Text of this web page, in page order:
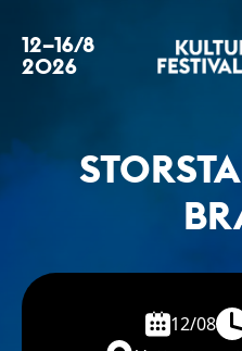
12–16/8
2026
12/08